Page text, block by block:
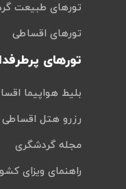
تورهای طبیعت
تورهای اقساطی
تورهای
بلیط هواپیما
رزرو هتل اقساطی
مجله گردشگری
راهنمای ویزای